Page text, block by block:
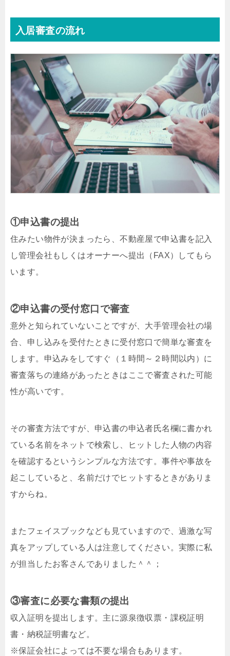
入居審査の流れ
①申込書の提出
住みたい物件が決まったら、不動産屋で申込書を記入
し管理会社もしくはオーナーへ提出（FAX）してもら
います。
②申込書の受付窓口で審査
意外と知られていないことですが、大手管理会社の場
合、申し込みを受付たときに受付窓口で簡単な審査を
します。申込みをしてすぐ（１時間～２時間以内）に
審査落ちの連絡があったときはここで審査された可能
性が高いです。
その審査方法ですが、申込書の申込者氏名欄に書かれ
ている名前をネットで検索し、ヒットした人物の内容
を確認するというシンプルな方法です。事件や事故を
起こしていると、名前だけでヒットするときがありま
すからね。
またフェイスブックなども見ていますので、過激な写
真をアップしている人は注意してください。実際に私
が担当したお客さんでありました＾＾；
③審査に必要な書類の提出
収入証明を提出します。主に源泉徴収票・課税証明
書・納税証明書など。
※保証会社によっては不要な場合もあります。